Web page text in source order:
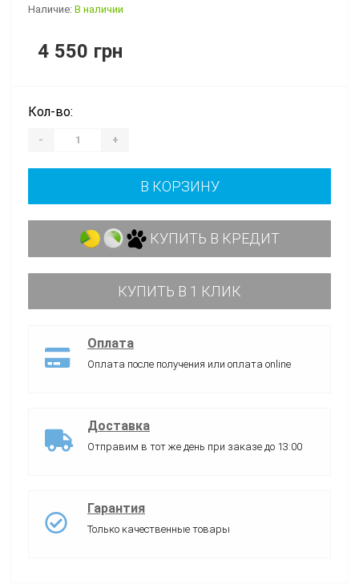
Наличие: В наличии
4 550 грн
Кол-во:
- +
В КОРЗИНУ
КУПИТЬ В КРЕДИТ
КУПИТЬ В 1 КЛИК
Оплата
Оплата после получения или оплата online
Доставка
Отправим в тот же день при заказе до 13:00
Гарантия
Только качественные товары